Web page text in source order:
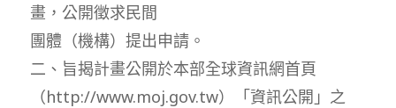
畫，公開徵求民間
團體（機構）提出申請。
二、旨揭計畫公開於本部全球資訊網首頁
（http://www.moj.gov.tw）「資訊公開」之